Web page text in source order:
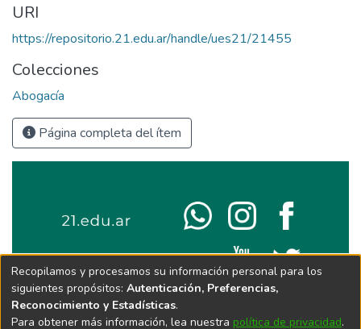
URI
https://repositorio.21.edu.ar/handle/ues21/21455
Colecciones
Abogacía
Página completa del ítem
Recopilamos y procesamos su información personal para los
siguientes propósitos: Autenticación, Preferencias,
Reconocimiento y Estadísticas.
Para obtener más información, lea nuestra política de privacidad.